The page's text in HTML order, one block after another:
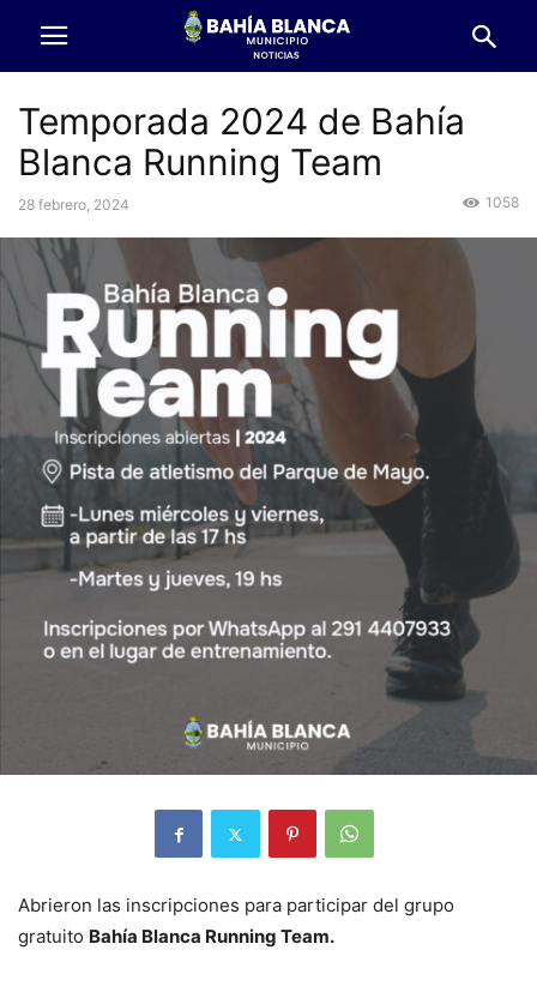
Temporada 2024 de Bahía
Blanca Running Team
28 febrero, 2024 1058
Abrieron las inscripciones para participar del grupo
gratuito Bahía Blanca Running Team.